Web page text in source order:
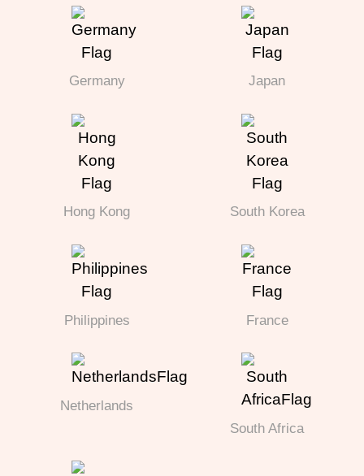
Germany Japan
Hong Kong South Korea
Philippines France
Netherlands
South Africa